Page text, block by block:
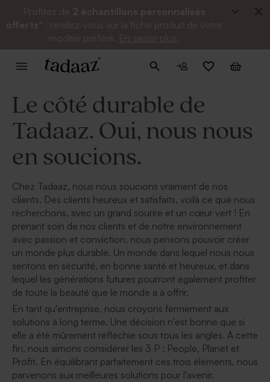
Profitez de 2 échantillons personnalisés
offerts*
: rendez-vous sur la fiche produit de votre
modèle préféré. En savoir plus.
Le côté durable de
Tadaaz. Oui, nous nous
en soucions.
Chez Tadaaz, nous nous soucions vraiment de nos
clients. Des clients heureux et satisfaits, voilà ce que nous
recherchons, avec un grand sourire et un cœur vert ! En
prenant soin de nos clients et de notre environnement
avec passion et conviction, nous pensons pouvoir créer
un monde plus durable. Un monde dans lequel nous nous
sentons en sécurité, en bonne santé et heureux, et dans
lequel les générations futures pourront également profiter
de toute la beauté que le monde a à offrir.
En tant qu'entreprise, nous croyons fermement aux
solutions à long terme. Une décision n'est bonne que si
elle a été mûrement réfléchie sous tous les angles. À cette
fin, nous aimons considérer les 3 P : People, Planet et
Profit. En équilibrant parfaitement ces trois éléments, nous
parvenons aux meilleures solutions pour l'avenir.